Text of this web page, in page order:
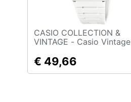
Libri, cd e dvd
Promozioni
CASIO COLLECTION &
VINTAGE - Casio Vintage
€ 49,66